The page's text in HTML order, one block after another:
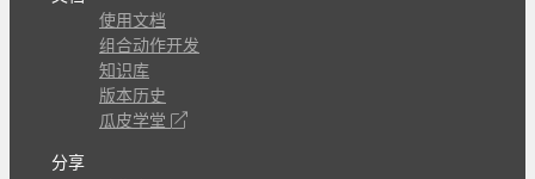
使用文档
组合动作开发
知识库
版本历史
瓜皮学堂
分享